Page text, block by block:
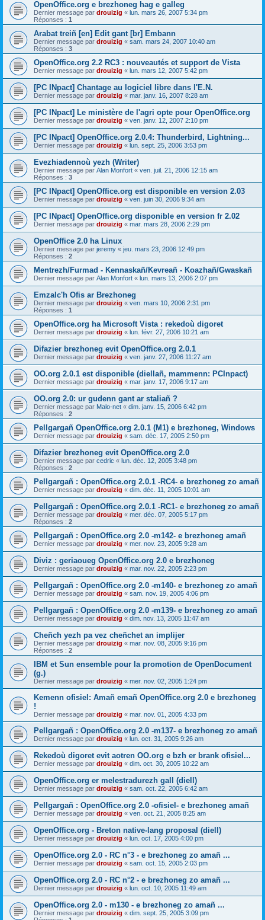
OpenOffice.org e brezhoneg hag e galleg
Dernier message par drouizig « lun. mars 26, 2007 5:34 pm
Réponses : 1
Arabat treiñ [en] Edit gant [br] Embann
Dernier message par drouizig « sam. mars 24, 2007 10:40 am
Réponses : 3
OpenOffice.org 2.2 RC3 : nouveautés et support de Vista
Dernier message par drouizig « lun. mars 12, 2007 5:42 pm
[PC INpact] Chantage au logiciel libre dans l'E.N.
Dernier message par drouizig « mar. janv. 16, 2007 8:28 am
[PC INpact] Le ministère de l'agri opte pour OpenOffice.org
Dernier message par drouizig « ven. janv. 12, 2007 2:10 pm
[PC INpact] OpenOffice.org 2.0.4: Thunderbird, Lightning...
Dernier message par drouizig « lun. sept. 25, 2006 3:53 pm
Evezhiadennoù yezh (Writer)
Dernier message par Alan Monfort « ven. juil. 21, 2006 12:15 am
Réponses : 3
[PC INpact] OpenOffice.org est disponible en version 2.03
Dernier message par drouizig « ven. juin 30, 2006 9:34 am
[PC INpact] OpenOffice.org disponible en version fr 2.02
Dernier message par drouizig « mar. mars 28, 2006 2:29 pm
OpenOffice 2.0 ha Linux
Dernier message par jeremy « jeu. mars 23, 2006 12:49 pm
Réponses : 2
Mentrezh/Furmad - Kennaskañ/Kevreañ - Koazhañ/Gwaskañ
Dernier message par Alan Monfort « lun. mars 13, 2006 2:07 pm
Emzalc'h Ofis ar Brezhoneg
Dernier message par drouizig « ven. mars 10, 2006 2:31 pm
Réponses : 1
OpenOffice.org ha Microsoft Vista : rekedoù digoret
Dernier message par drouizig « lun. févr. 27, 2006 10:21 am
Difazier brezhoneg evit OpenOffice.org 2.0.1
Dernier message par drouizig « ven. janv. 27, 2006 11:27 am
OO.org 2.0.1 est disponible (diellañ, mammenn: PCInpact)
Dernier message par drouizig « mar. janv. 17, 2006 9:17 am
OO.org 2.0: ur gudenn gant ar staliañ ?
Dernier message par Malo-net « dim. janv. 15, 2006 6:42 pm
Réponses : 2
Pellgargañ OpenOffice.org 2.0.1 (M1) e brezhoneg, Windows
Dernier message par drouizig « sam. déc. 17, 2005 2:50 pm
Difazier brezhoneg evit OpenOffice.org 2.0
Dernier message par cedric « lun. déc. 12, 2005 3:48 pm
Réponses : 2
Pellgargañ : OpenOffice.org 2.0.1 -RC4- e brezhoneg zo amañ
Dernier message par drouizig « dim. déc. 11, 2005 10:01 am
Pellgargañ : OpenOffice.org 2.0.1 -RC1- e brezhoneg zo amañ
Dernier message par drouizig « mer. déc. 07, 2005 5:17 pm
Réponses : 2
Pellgargañ : OpenOffice.org 2.0 -m142- e brezhoneg amañ
Dernier message par drouizig « mer. nov. 23, 2005 9:28 am
Diviz : geriaoueg OpenOffice.org 2.0 e brezhoneg
Dernier message par drouizig « mar. nov. 22, 2005 2:23 pm
Pellgargañ : OpenOffice.org 2.0 -m140- e brezhoneg zo amañ
Dernier message par drouizig « sam. nov. 19, 2005 4:06 pm
Pellgargañ : OpenOffice.org 2.0 -m139- e brezhoneg zo amañ
Dernier message par drouizig « dim. nov. 13, 2005 11:47 am
Cheñch yezh pa vez cheñchet an implijer
Dernier message par drouizig « mar. nov. 08, 2005 9:16 pm
Réponses : 2
IBM et Sun ensemble pour la promotion de OpenDocument
(g.)
Dernier message par drouizig « mer. nov. 02, 2005 1:24 pm
Kemenn ofisiel: Amañ emañ OpenOffice.org 2.0 e brezhoneg
!
Dernier message par drouizig « mar. nov. 01, 2005 4:33 pm
Pellgargañ : OpenOffice.org 2.0 -m137- e brezhoneg zo amañ
Dernier message par drouizig « lun. oct. 31, 2005 9:26 am
Rekedoù digoret evit aotren OO.org e bzh er brank ofisiel...
Dernier message par drouizig « dim. oct. 30, 2005 10:22 am
OpenOffice.org er melestradurezh gall (diell)
Dernier message par drouizig « sam. oct. 22, 2005 6:42 am
Pellgargañ : OpenOffice.org 2.0 -ofisiel- e brezhoneg amañ
Dernier message par drouizig « ven. oct. 21, 2005 8:25 am
OpenOffice.org - Breton native-lang proposal (diell)
Dernier message par drouizig « lun. oct. 17, 2005 4:00 pm
OpenOffice.org 2.0 - RC n°3 - e brezhoneg zo amañ ...
Dernier message par drouizig « sam. oct. 15, 2005 2:03 pm
OpenOffice.org 2.0 - RC n°2 - e brezhoneg zo amañ ...
Dernier message par drouizig « lun. oct. 10, 2005 11:49 am
OpenOffice.org 2.0 - m130 - e brezhoneg zo amañ ...
Dernier message par drouizig « dim. sept. 25, 2005 3:09 pm